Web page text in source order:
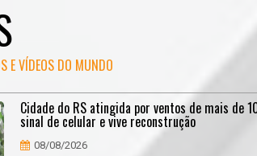
E VÍDEOS DO MUNDO
Cidade do RS atingida por ventos de mais
sinal de celular e vive reconstrução
08/08/2026